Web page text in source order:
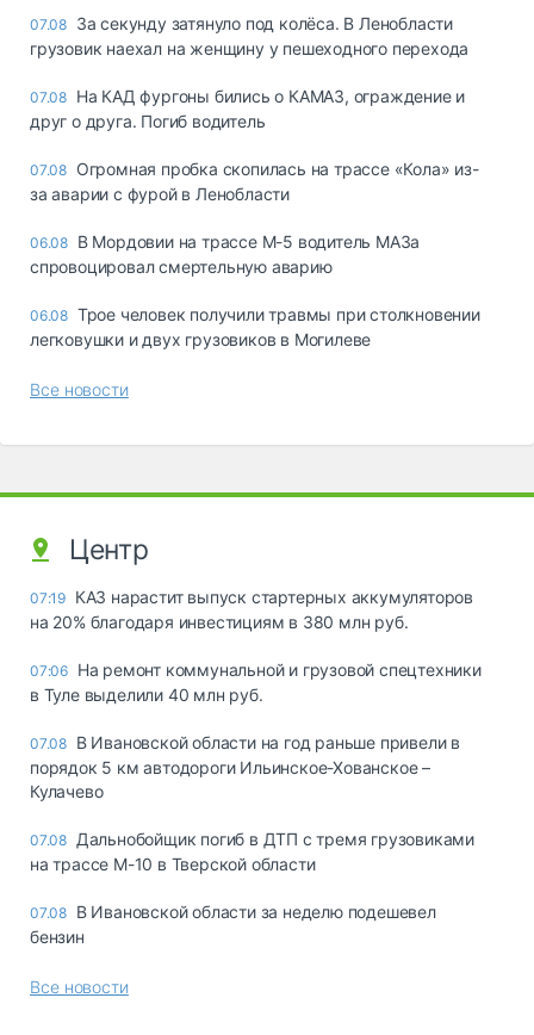
07.08 За секунду затянуло под колёса. В Ленобласти
грузовик наехал на женщину у пешеходного перехода
07.08 На КАД фургоны бились о КАМАЗ, ограждение и
друг о друга. Погиб водитель
07.08 Огромная пробка скопилась на трассе «Кола» из-
за аварии с фурой в Ленобласти
06.08 В Мордовии на трассе М-5 водитель МАЗа
спровоцировал смертельную аварию
06.08 Трое человек получили травмы при столкновении
легковушки и двух грузовиков в Могилеве
Все новости
Центр
07:19 КАЗ нарастит выпуск стартерных аккумуляторов
на 20% благодаря инвестициям в 380 млн руб.
07:06 На ремонт коммунальной и грузовой спецтехники
в Туле выделили 40 млн руб.
07.08 В Ивановской области на год раньше привели в
порядок 5 км автодороги Ильинское-Хованское –
Кулачево
07.08 Дальнобойщик погиб в ДТП с тремя грузовиками
на трассе М-10 в Тверской области
07.08 В Ивановской области за неделю подешевел
бензин
Все новости